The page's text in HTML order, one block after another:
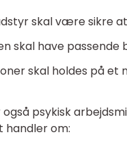
skal være sikre
skal have
skal holdes på et
psykisk
handler om: